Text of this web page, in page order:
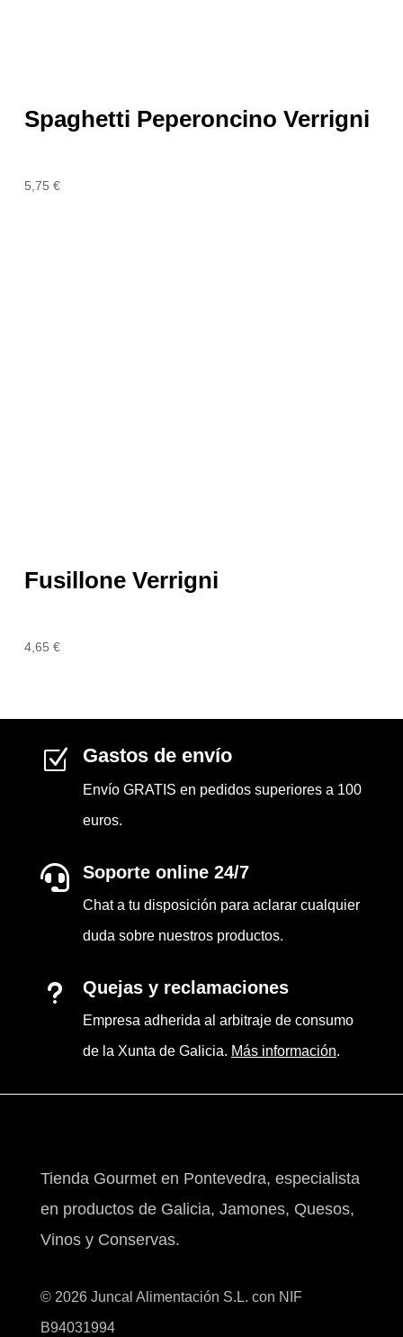
Spaghetti Peperoncino Verrigni
5,75€
Fusillone Verrigni
4,65€
Z Gastos de envío
Envío GRATIS en pedidos superiores a 100
euros.
 Soporte online 24/7
Chat a tu disposición para aclarar cualquier
duda sobre nuestros productos.
u Quejas y reclamaciones
Empresa adherida al arbitraje de consumo
de la Xunta de Galicia. Más información.
Tienda Gourmet en Pontevedra, especialista
en productos de Galicia, Jamones, Quesos,
Vinos y Conservas.
© 2026 Juncal Alimentación S.L. con NIF
B94031994